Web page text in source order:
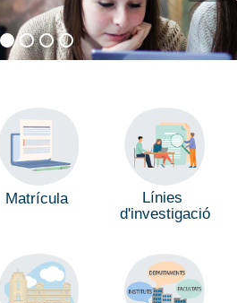
Matrícula
Línies
d'investigació